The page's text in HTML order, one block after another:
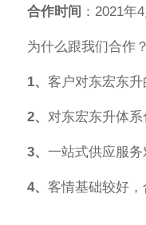
合作时间 ：2021年4
为什么跟我们合作？
1、 客户对东宏东升
2、 对东宏东升体系
3、 一站式供应服务
4、 客情基础较好